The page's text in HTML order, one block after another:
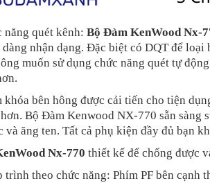
năng quét kênh: Bộ Đàm KenWood Nx-
nhận dạng. Đặc biệt có DQT để
muốn sử dụng chức năng quét tự
khóa bên hông được cải tiến cho tiện
Bộ Đàm Kenwood NX-770 sẵn sàng
và ăng ten. Tất cả phụ kiện đầy đủ bạn
Nx-770 thiết kế để chống được
trình theo chức năng: Phím PF bên cạnh